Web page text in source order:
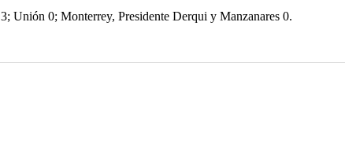
Unión 0; Monterrey, Presidente Derqui y Manzanares 0.